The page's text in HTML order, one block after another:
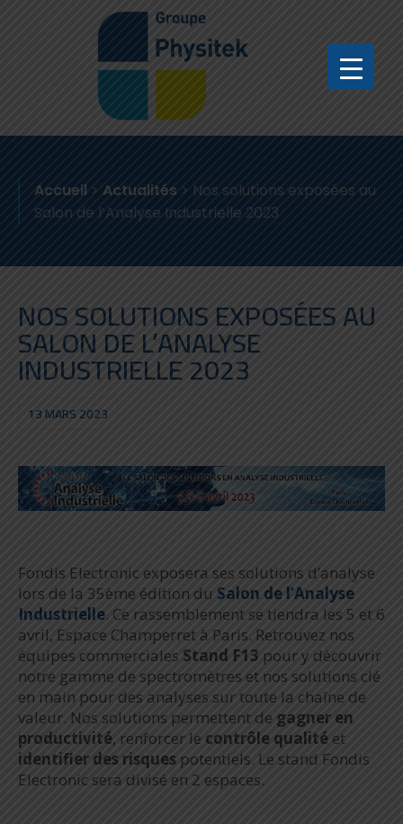
Accueil > Actualités > Nos solutions exposées au
Salon de l’Analyse Industrielle 2023
NOS SOLUTIONS EXPOSÉES AU
SALON DE L’ANALYSE
INDUSTRIELLE 2023
13 MARS 2023
Fondis Electronic exposera ses solutions d’analyse
lors de la 35ème édition du Salon de l’Analyse
Industrielle. Ce rassemblement se tiendra les 5 et 6
avril, Espace Champerret à Paris. Retrouvez nos
équipes commerciales Stand F13 pour y découvrir
notre gamme de spectromètres et nos solutions clé
en main pour des analyses sur toute la chaîne de
valeur. Nos solutions permettent de gagner en
productivité, renforcer le contrôle qualité et
identifier des risques potentiels. Le stand Fondis
Electronic sera divisé en 2 espaces.